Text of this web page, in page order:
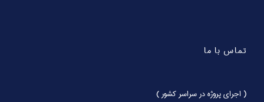
تماس با ما
( اجرای پروژه در سراسر کشور )